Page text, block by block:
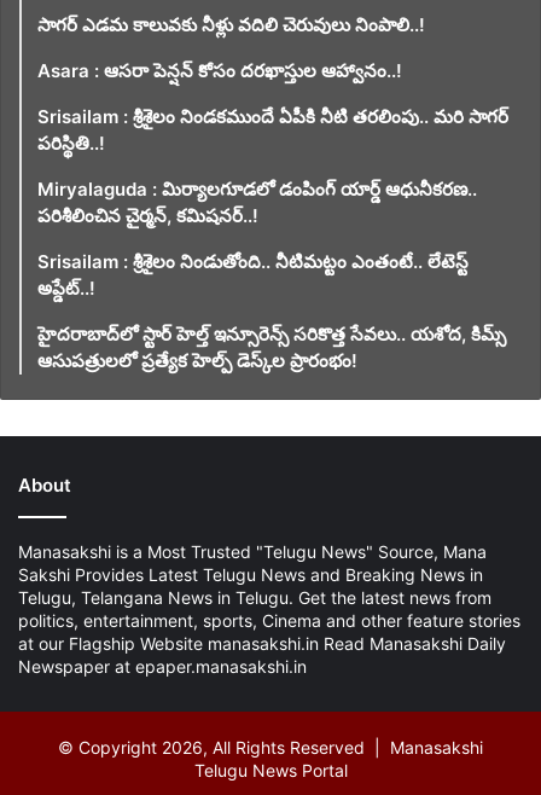
సాగర్ ఎడమ కాలువకు నీళ్లు వదిలి చెరువులు నింపాలి..!
Asara : ఆసరా పెన్షన్ కోసం దరఖాస్తుల ఆహ్వానం..!
Srisailam : శ్రీశైలం నిండకముందే ఏపీకి నీటి తరలింపు.. మరి సాగర్
పరిస్థితి..!
Miryalaguda : మిర్యాలగూడలో డంపింగ్ యార్డ్ ఆధునీకరణ..
పరిశీలించిన చైర్మన్, కమిషనర్..!
Srisailam : శ్రీశైలం నిండుతోంది.. నీటిమట్టం ఎంతంటే.. లేటెస్ట్
అప్డేట్..!
హైదరాబాద్‌లో స్టార్ హెల్త్ ఇన్సూరెన్స్ సరికొత్త సేవలు.. యశోద, కిమ్స్
ఆసుపత్రులలో ప్రత్యేక హెల్ప్ డెస్క్‌ల ప్రారంభం!
About
Manasakshi is a Most Trusted "Telugu News" Source, Mana
Sakshi Provides Latest Telugu News and Breaking News in
Telugu, Telangana News in Telugu. Get the latest news from
politics, entertainment, sports, Cinema and other feature stories
at our Flagship Website manasakshi.in Read Manasakshi Daily
Newspaper at epaper.manasakshi.in
© Copyright 2026, All Rights Reserved | Manasakshi
Telugu News Portal